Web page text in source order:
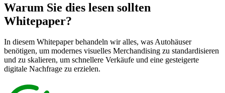
Warum Sie dies lesen sollten
Whitepaper?
In diesem Whitepaper behandeln wir alles, was Autohäuser
benötigen, um modernes visuelles Merchandising zu standardisieren
und zu skalieren, um schnellere Verkäufe und eine gesteigerte
digitale Nachfrage zu erzielen.